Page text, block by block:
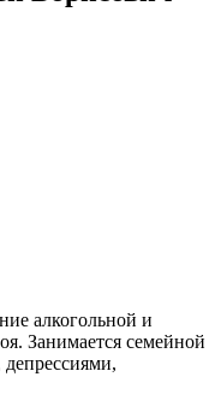
алкогольной и
Занимается семейной
депрессиями,